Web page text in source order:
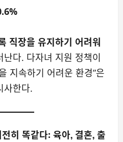
직장을 유지하기 어려워
난다. 다자녀 지원 정책이
지속하기 어려운 환경”은
사한다.
히 똑같다: 육아, 결혼, 출